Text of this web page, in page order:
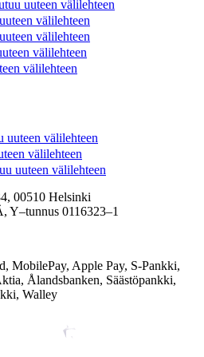
uuteen välilehteen
välilehteen
välilehteen
välilehteen
välilehteen
uuteen välilehteen
välilehteen
uuteen välilehteen
00510 Helsinki
Y–tunnus 0116323–1
MobilePay, Apple Pay, S-Pankki,
Ålandsbanken, Säästöpankki,
Walley